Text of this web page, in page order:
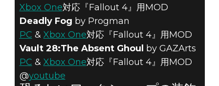
Xbox One対応『Fallout 4』用MOD
Deadly Fog by Progman
PC & Xbox One対応『Fallout 4』用MOD
Vault 28:The Absent Ghoul by GAZArts
PC & Xbox One対応『Fallout 4』用MOD
@youtube